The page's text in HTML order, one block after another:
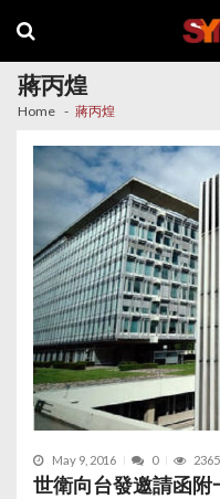
navigation
content
蔣丙煌
Home 蔣丙煌
May 9, 2016 0 2365
世衛向台發邀請函附